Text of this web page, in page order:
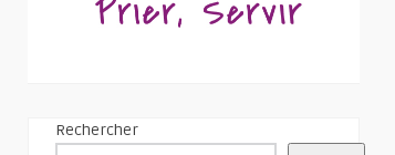
Rechercher